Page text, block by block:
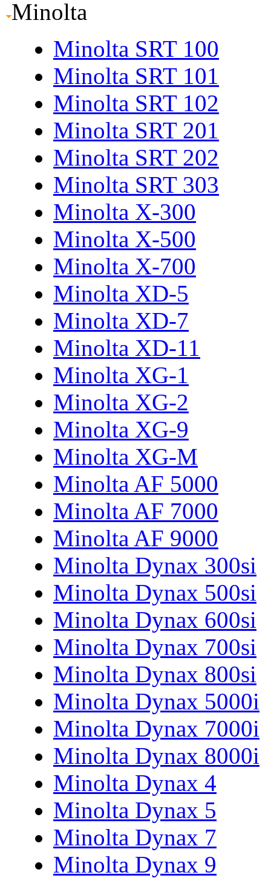
Minolta
Minolta SRT 100
Minolta SRT 101
Minolta SRT 102
Minolta SRT 201
Minolta SRT 202
Minolta SRT 303
Minolta X-300
Minolta X-500
Minolta X-700
Minolta XD-5
Minolta XD-7
Minolta XD-11
Minolta XG-1
Minolta XG-2
Minolta XG-9
Minolta XG-M
Minolta AF 5000
Minolta AF 7000
Minolta AF 9000
Minolta Dynax 300si
Minolta Dynax 500si
Minolta Dynax 600si
Minolta Dynax 700si
Minolta Dynax 800si
Minolta Dynax 5000i
Minolta Dynax 7000i
Minolta Dynax 8000i
Minolta Dynax 4
Minolta Dynax 5
Minolta Dynax 7
Minolta Dynax 9